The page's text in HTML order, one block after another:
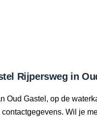
Rijpersweg in
Oud Gastel, op de
Wil je